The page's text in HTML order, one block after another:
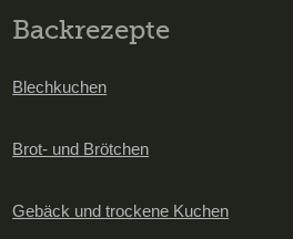
Backrezepte
Blechkuchen
Brot- und Brötchen
Gebäck und trockene Kuchen